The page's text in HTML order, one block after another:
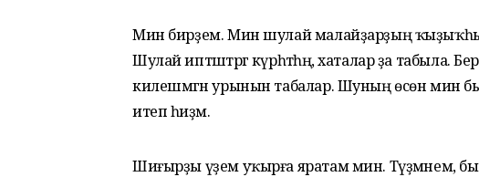
Мин бирҙем. Мин шулай малайҙарҙың
Шулай иптәштәргә күрһәтһәң, хаталар ҙа табыла.
килешмәгән урынын табалар. Шуның өсөн мин
итеп һиҙәм.
Шиғырҙы үҙем уҡырға яратам мин. Түҙмәнем,